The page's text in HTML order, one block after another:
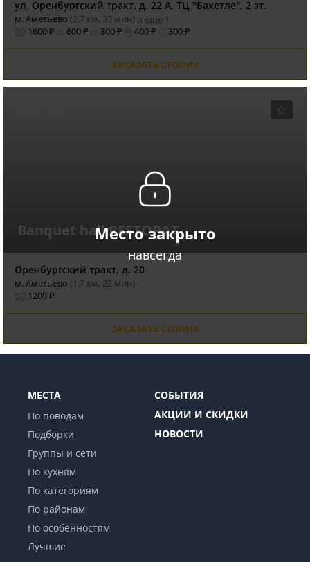
ул. Оренбургский тракт, д. 22 А, ТЦ "Бахетле", 2 эт.
м. Аметьево (2.7 км, 33 мин) и еще 1
1600 ₽
600 ₽ 300 ₽ 400 ₽ 300 ₽
ЗАКАЗАТЬ СТОЛИК
Место закрыто
навсегда
Banquet hall RESTORAT
Оренбургский тракт, д. 20
м. Аметьево (1.7 км, 22 мин)
1200 ₽
ЗАКАЗАТЬ СТОЛИК
МЕСТА
По поводам
Подборки
Группы и сети
По кухням
По категориям
По районам
По особенностям
Лучшие
СОБЫТИЯ
АКЦИИ И СКИДКИ
НОВОСТИ